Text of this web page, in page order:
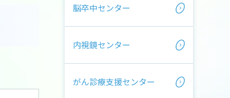
脳卒中センター
内視鏡センター
がん診療支援センター